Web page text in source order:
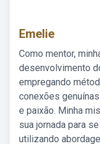
Emelie
Como mentor,
desenvolvimento
empregando
conexões
e paixão. Minha
sua jornada para
utilizando